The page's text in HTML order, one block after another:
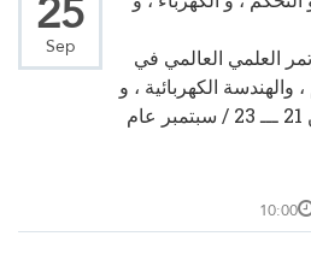
Sep
العلمي العالمي في
الكهربائية ، و
الالكترونية في الفترة ما بين 21 ـــ 23 / سبتمبر عام
10:00